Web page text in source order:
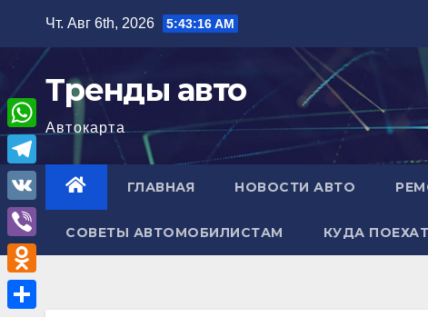
содержимому
Чт. Авг 6th, 2026 5:43:17 AM
Тренды авто
Автокарта
ГЛАВНАЯ НОВОСТИ АВТО
СОВЕТЫ АВТОМОБИЛИСТАМ КУДА
W
h
a
A
T
e
l
e
g
V
K
V
i
b
O